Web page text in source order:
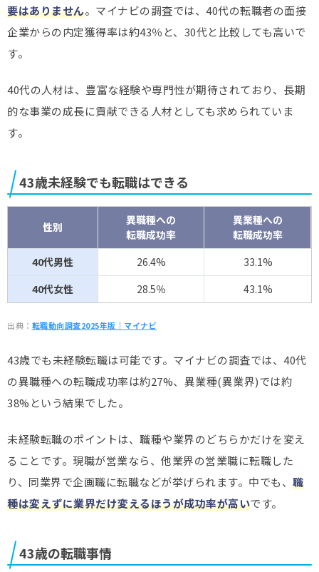
要はありません。マイナビの調査では、40代の転職者の面接
企業からの内定獲得率は約43％と、30代と比較しても高いで
す。
40代の人材は、豊富な経験や専門性が期待されており、長期
的な事業の成長に貢献できる人材としても求められていま
す。
43歳未経験でも転職はできる
性別
異職種への
転職成功率
異業種への
転職成功率
40代男性
26.4%
33.1%
40代女性
28.5％ 43.1%
出典： 転職動向調査2025年版｜マイナビ
43歳でも未経験転職は可能です。マイナビの調査では、40代
の異職種への転職成功率は約27%、異業種(異業界)では約
38%という結果でした。
未経験転職のポイントは、職種や業界のどちらかだけを変え
ることです。現職が営業なら、他業界の営業職に転職した
り、同業界で企画職に転職などが挙げられます。中でも、 職
種は変えずに業界だけ変えるほうが成功率が高いです。
43歳の転職事情